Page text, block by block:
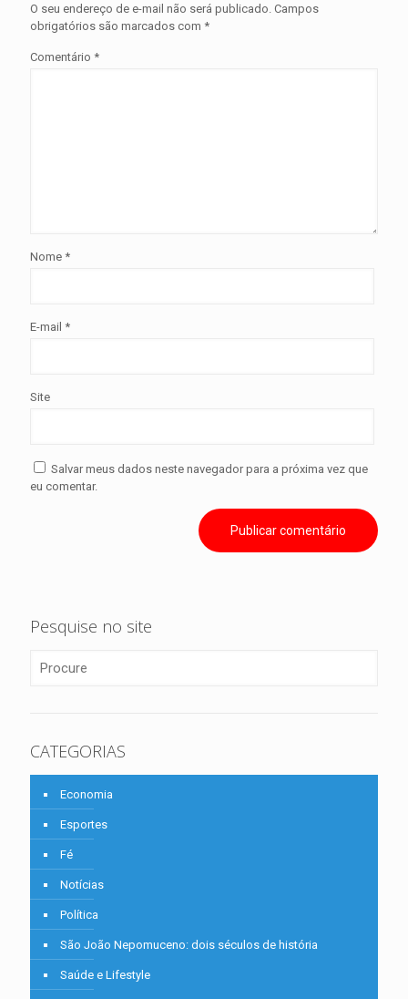
O seu endereço de e-mail não será publicado. Campos
obrigatórios são marcados com *
Comentário *
Nome *
E-mail *
Site
Salvar meus dados neste navegador para a próxima vez que
eu comentar.
Pesquise no site
CATEGORIAS
Economia
Esportes
Fé
Notícias
Política
São João Nepomuceno: dois séculos de história
Saúde e Lifestyle